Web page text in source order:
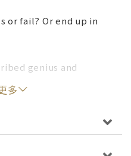
or fail? Or end up in
genius and
pet.
多